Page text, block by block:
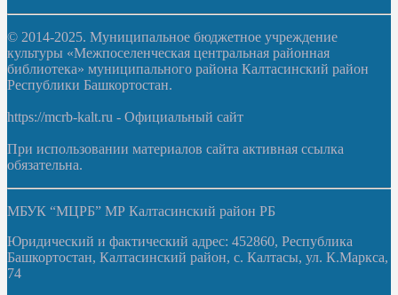
© 2014-2025. Муниципальное бюджетное учреждение
культуры «Межпоселенческая центральная районная
библиотека» муниципального района Калтасинский район
Республики Башкортостан.
https://mcrb-kalt.ru - Официальный сайт
При использовании материалов сайта активная ссылка
обязательна.
МБУК “МЦРБ” МР Калтасинский район РБ
Юридический и фактический адрес: 452860, Республика
Башкортостан, Калтасинский район, с. Калтасы, ул. К.Маркса,
74